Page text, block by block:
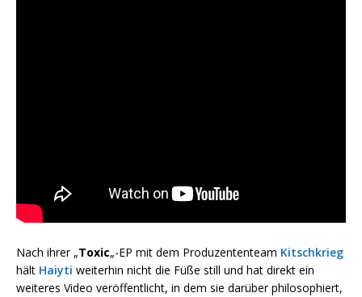
Nach ihrer „Toxic„-EP mit dem Produzententeam Kitschkrieg
hält Haiyti weiterhin nicht die Füße still und hat direkt ein
weiteres Video veröffentlicht, in dem sie darüber philosophiert,